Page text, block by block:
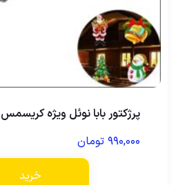
پرژکتور بابا نوئل ویژه کریسمس
۹۹۰,۰۰۰ تومان
خرید